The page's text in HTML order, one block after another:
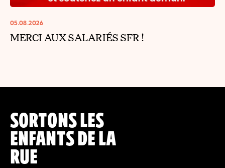
05.08.2026
MERCI AUX SALARIÉS SFR !
SORTONS LES
ENFANTS DE LA
RUE